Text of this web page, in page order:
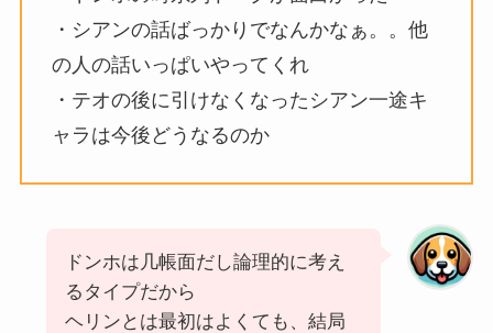
・シアンの話ばっかりでなんかなぁ。。他
の人の話いっぱいやってくれ
・テオの後に引けなくなったシアン一途キ
ャラは今後どうなるのか
ドンホは几帳面だし論理的に考え
るタイプだから
ヘリンとは最初はよくても、結局